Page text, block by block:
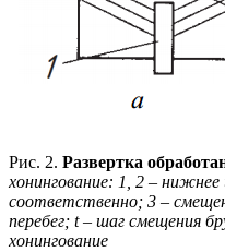
Рис. 2. Развертка
хонингование: 1, 2 – нижнее
соответственно; 3 –
перебег; t – шаг смещения
хонингование